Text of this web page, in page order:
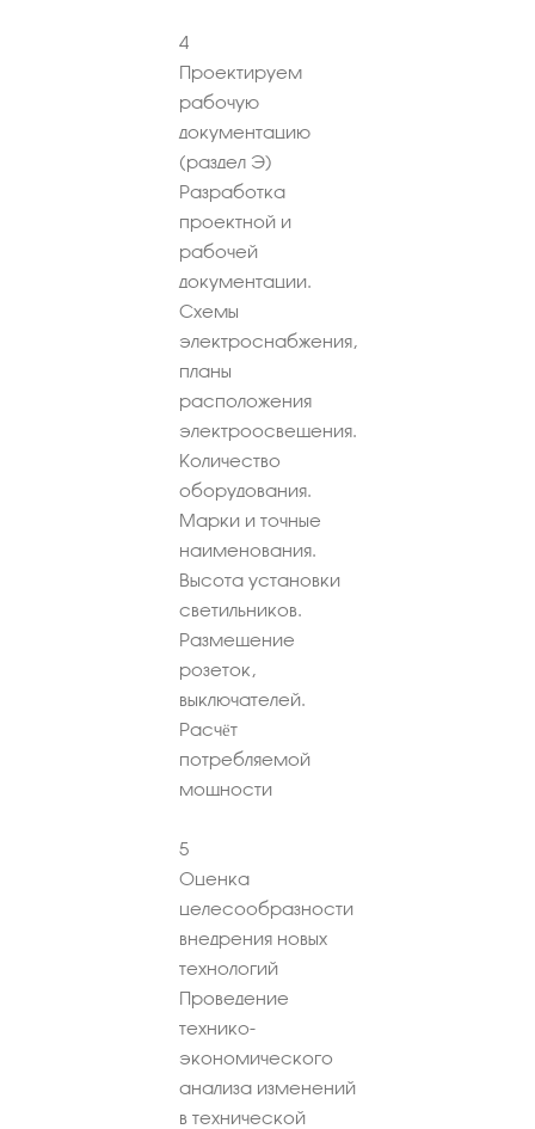
4
Проектируем
рабочую
документацию
(раздел Э)
Разработка
проектной и
рабочей
документации.
Схемы
электроснабжения,
планы
расположения
электроосвещения.
Количество
оборудования.
Марки и точные
наименования.
Высота установки
светильников.
Размещение
розеток,
выключателей.
Расчёт
потребляемой
мощности
5
Оценка
целесообразности
внедрения новых
технологий
Проведение
технико-
экономического
анализа изменений
в технической